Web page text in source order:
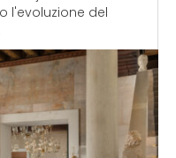
l'evoluzione del